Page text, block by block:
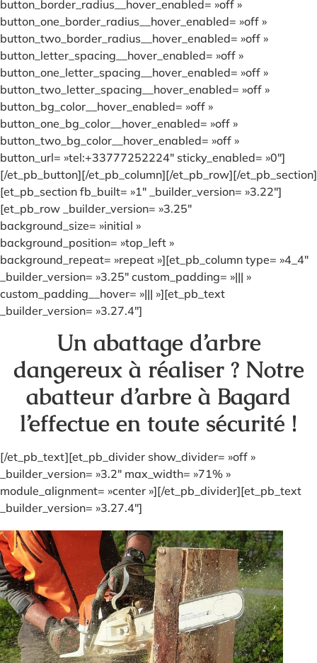
button_border_radius__hover_enabled= »off »
button_one_border_radius__hover_enabled= »off »
button_two_border_radius__hover_enabled= »off »
button_letter_spacing__hover_enabled= »off »
button_one_letter_spacing__hover_enabled= »off »
button_two_letter_spacing__hover_enabled= »off »
button_bg_color__hover_enabled= »off »
button_one_bg_color__hover_enabled= »off »
button_two_bg_color__hover_enabled= »off »
button_url= »tel:+33777252224″ sticky_enabled= »0″]
[/et_pb_button][/et_pb_column][/et_pb_row][/et_pb_section]
[et_pb_section fb_built= »1″ _builder_version= »3.22″]
[et_pb_row _builder_version= »3.25″
background_size= »initial »
background_position= »top_left »
background_repeat= »repeat »][et_pb_column type= »4_4″
_builder_version= »3.25″ custom_padding= »||| »
custom_padding__hover= »||| »][et_pb_text
_builder_version= »3.27.4″]
Un abattage d’arbre
dangereux à réaliser ? Notre
abatteur d’arbre à Bagard
l’effectue en toute sécurité !
[/et_pb_text][et_pb_divider show_divider= »off »
_builder_version= »3.2″ max_width= »71% »
module_alignment= »center »][/et_pb_divider][et_pb_text
_builder_version= »3.27.4″]